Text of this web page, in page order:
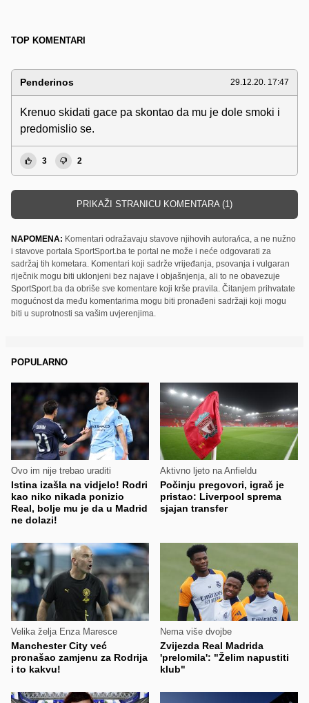
TOP KOMENTARI
Penderinos 29.12.20. 17:47
Krenuo skidati gace pa skontao da mu je dole smoki i
predomislio se.
3 2
PRIKAŽI STRANICU KOMENTARA (1)
NAPOMENA: Komentari odražavaju stavove njihovih autora/ica, a ne nužno
i stavove portala SportSport.ba te portal ne može i neće odgovarati za
sadržaj tih kometara. Komentari koji sadrže vrijeđanja, psovanja i vulgaran
riječnik mogu biti uklonjeni bez najave i objašnjenja, ali to ne obavezuje
SportSport.ba da obriše sve komentare koji krše pravila. Čitanjem prihvatate
mogućnost da među komentarima mogu biti pronađeni sadržaji koji mogu
biti u suprotnosti sa vašim uvjerenjima.
POPULARNO
Ovo im nije trebao uraditi
Istina izašla na vidjelo! Rodri
kao niko nikada ponizio
Real, bolje mu je da u Madrid
ne dolazi!
Aktivno ljeto na Anfieldu
Počinju pregovori, igrač je
pristao: Liverpool sprema
sjajan transfer
Velika želja Enza Maresce
Manchester City već
pronašao zamjenu za Rodrija
i to kakvu!
Nema više dvojbe
Zvijezda Real Madrida
'prelomila': "Želim napustiti
klub"